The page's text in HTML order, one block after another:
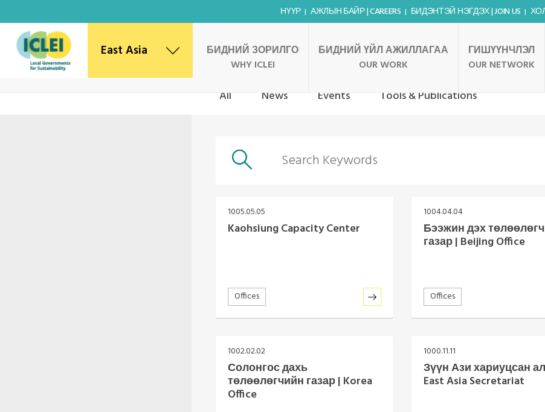
НҮҮР АЖЛЫН БАЙР | CAREERS БИДЭНТЭЙ НЭГДЭХ | JOIN US
East Asia
БИДНИЙ ЗОРИЛГО
WHY ICLEI
БИДНИЙ ҮЙЛ АЖИЛЛАГАА
OUR WORK
ГИШҮҮНЧЛЭЛ
OUR NETWORK
All News Events Tools & Publications
1005.05.05
Kaohsiung Capacity Center
Offices
1004.04.04
Бээжин дэх
газар | Beijing Office
Offices
1002.02.02
Солонгос дахь
төлөөлөгчийн газар | Korea
Office
1000.11.11
Зүүн Ази хариуцсан
East Asia Secretariat